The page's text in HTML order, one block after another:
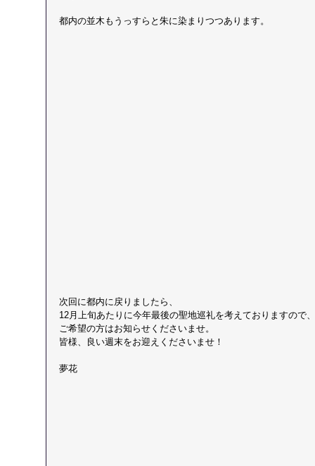
都内の並木もうっすらと朱に染まりつつあります。
次回に都内に戻りましたら、
12月上旬あたりに今年最後の聖地巡礼を考えておりますので、
ご希望の方はお知らせくださいませ。
皆様、良い週末をお迎えくださいませ！
夢花